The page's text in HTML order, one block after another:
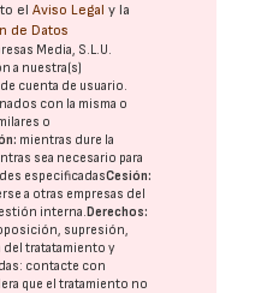
elAviso Legal y la
de Datos
Media, S.L.U.
a nuestra(s)
cuenta de usuario.
con la misma o
o
mientras dure la
sea necesario para
especificadasCesión:
a otras empresas del
interna. Derechos:
supresión,
tratatamiento y
contacte con
que el tratamiento no